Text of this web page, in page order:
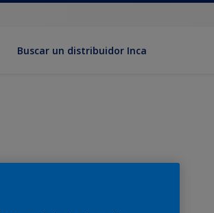
Buscar un distribuidor Inca